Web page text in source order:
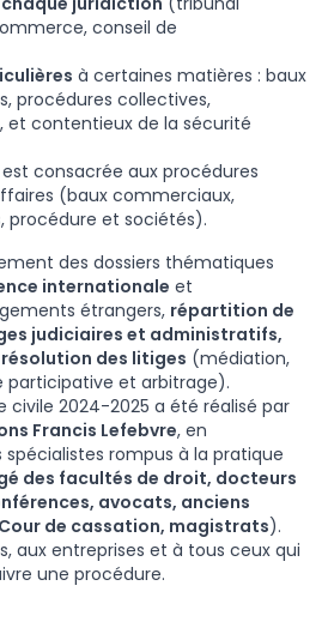
conseil de
à certaines matières : baux
procédures collectives,
et contentieux de la sécurité
consacrée aux procédures
(baux commerciaux,
procédure et sociétés).
des dossiers thématiques
internationale et
étrangers, répartition de
judiciaires et administratifs,
des litiges (médiation,
participative et arbitrage).
civile 2024-2025 a été réalisé par
Francis Lefebvre, en
rompus à la pratique
des facultés de droit, docteurs
avocats, anciens
de cassation, magistrats).
aux entreprises et à tous ceux qui
une procédure.